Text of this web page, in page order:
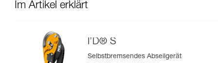
Im Artikel erklärt
I’D® S
Selbstbremsendes Abseilgerät